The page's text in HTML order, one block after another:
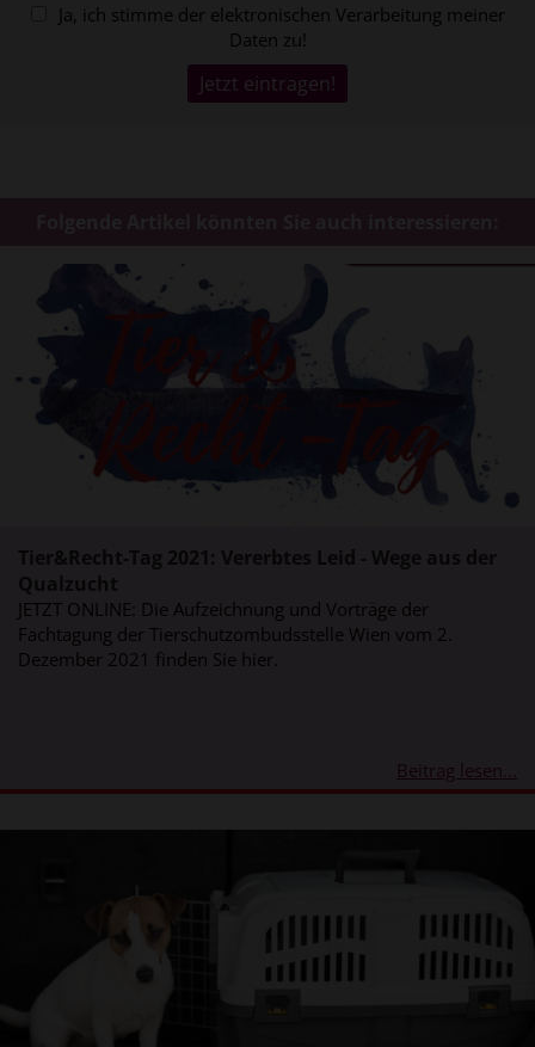
Ja, ich stimme der elektronischen Verarbeitung meiner
Daten zu!
JETZT ONLINE: Die Aufzeichnung und Vorträge der
Fachtagung der Tierschutzombudsstelle Wien vom 2.
Dezember 2021 finden Sie hier.
Beitrag lesen...